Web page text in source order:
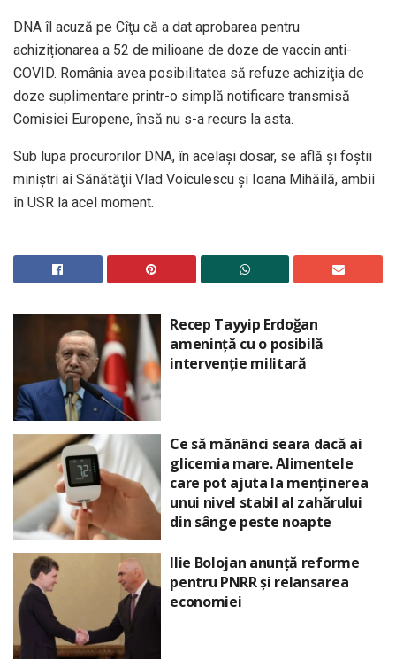
DNA îl acuză pe Cîţu că a dat aprobarea pentru
achiziționarea a 52 de milioane de doze de vaccin anti-
COVID. România avea posibilitatea să refuze achiziţia de
doze suplimentare printr-o simplă notificare transmisă
Comisiei Europene, însă nu s-a recurs la asta.
Sub lupa procurorilor DNA, în acelaşi dosar, se află şi foştii
miniştri ai Sănătăţii Vlad Voiculescu și Ioana Mihăilă, ambii
în USR la acel moment.
Recep Tayyip Erdoğan
amenință cu o posibilă
intervenție militară
Ce să mănânci seara dacă ai
glicemia mare. Alimentele
care pot ajuta la menținerea
unui nivel stabil al zahărului
din sânge peste noapte
Ilie Bolojan anunță reforme
pentru PNRR și relansarea
economiei